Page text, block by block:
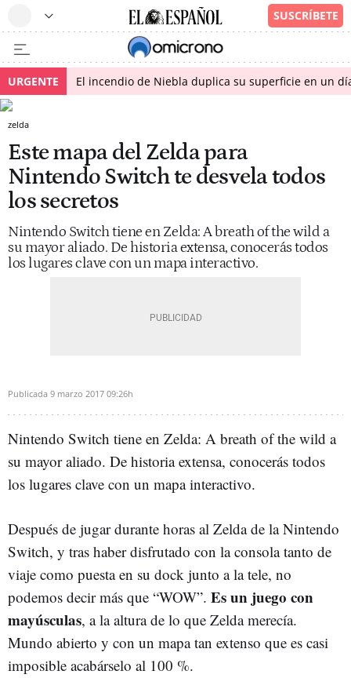
URGENTE El incendio de Niebla duplica su superficie en un
zelda
Este mapa del Zelda para
Nintendo Switch te desvela todos
los secretos
Nintendo Switch tiene en Zelda: A breath of the wild a
su mayor aliado. De historia extensa, conocerás todos
los lugares clave con un mapa interactivo.
Publicada 9 marzo 2017 09:26h
Nintendo Switch tiene en Zelda: A breath of the wild a
su mayor aliado. De historia extensa, conocerás todos
los lugares clave con un mapa interactivo.
Después de jugar durante horas al Zelda de la Nintendo
Switch, y tras haber disfrutado con la consola tanto de
viaje como puesta en su dock junto a la tele, no
podemos decir más que “WOW”. Es un juego con
mayúsculas, a la altura de lo que Zelda merecía.
Mundo abierto y con un mapa tan extenso que es casi
imposible acabárselo al 100 %.